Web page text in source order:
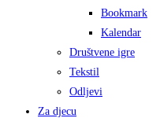
Bookmark
Kalendar
Društvene igre
Tekstil
Odljevi
Za djecu